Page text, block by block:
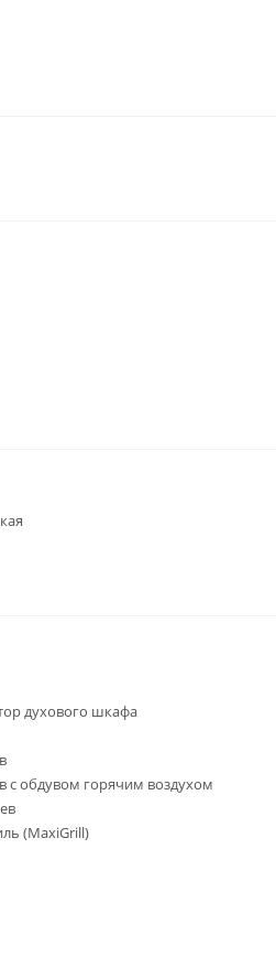
духового шкафа
с обдувом горячим воздухом
(MaxiGrill)